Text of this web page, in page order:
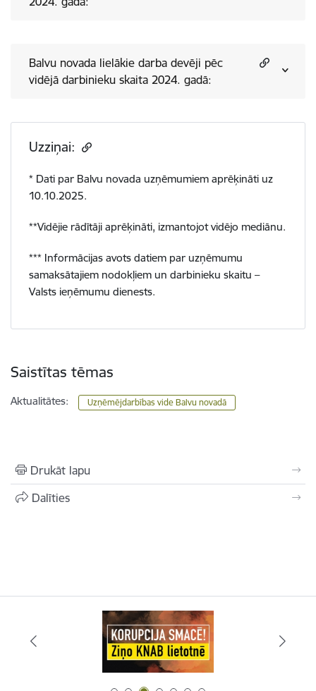
Balvu novada lielākie darba devēji pēc
vidējā darbinieku skaita 2024. gadā:
Uzziņai:
* Dati par Balvu novada uzņēmumiem aprēķināti uz
10.10.2025.
**Vidējie rādītāji aprēķināti, izmantojot vidējo mediānu.
*** Informācijas avots datiem par uzņēmumu
samaksātajiem nodokļiem un darbinieku skaitu –
Valsts ieņēmumu dienests.
Saistītas tēmas
Aktualitātes: Uzņēmējdarbības vide Balvu novadā
Drukāt lapu
Dalīties